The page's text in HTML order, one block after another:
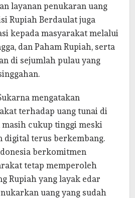
layanan penukaran uang
Rupiah Berdaulat juga
kepada masyarakat melalui
dan Paham Rupiah, serta
di sejumlah pulau yang
mengatakan
terhadap uang tunai di
cukup tinggi meski
digital terus berkembang.
berkomitmen
tetap memperoleh
Rupiah yang layak edar
uang yang sudah